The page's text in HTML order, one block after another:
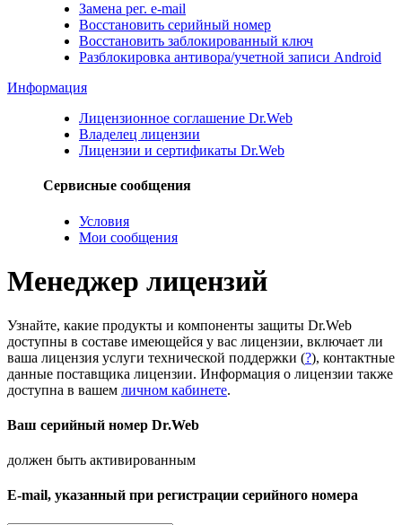
Замена рег. e-mail
Восстановить серийный номер
Восстановить заблокированный ключ
Разблокировка антивора/учетной записи Android
Информация
Лицензионное соглашение Dr.Web
Владелец лицензии
Лицензии и сертификаты Dr.Web
Сервисные сообщения
Условия
Мои сообщения
Менеджер лицензий
Узнайте, какие продукты и компоненты защиты Dr.Web
доступны в составе имеющейся у вас лицензии, включает ли
ваша лицензия услуги технической поддержки (?), контактные
данные поставщика лицензии. Информация о лицензии также
доступна в вашем личном кабинете.
Ваш серийный номер Dr.Web
должен быть активированным
E-mail, указанный при регистрации серийного номера